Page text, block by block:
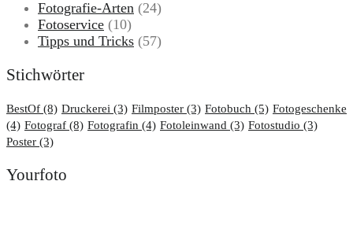
Fotografie-Arten (24)
Fotoservice (10)
Tipps und Tricks (57)
Stichwörter
BestOf (8) Druckerei (3) Filmposter (3) Fotobuch (5) Fotogeschenke
(4) Fotograf (8) Fotografin (4) Fotoleinwand (3) Fotostudio (3)
Poster (3)
Yourfoto